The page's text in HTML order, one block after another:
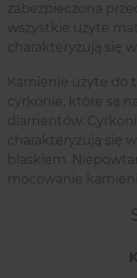
zabezpieczona
wszystkie użyte
charakteryzują się
Kamienie użyte do
cyrkonie, które są
diamentów.
charakteryzują się
blaskiem.
mocowanie